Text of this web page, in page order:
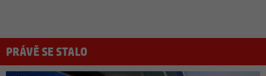
PRÁVĚ SE STALO